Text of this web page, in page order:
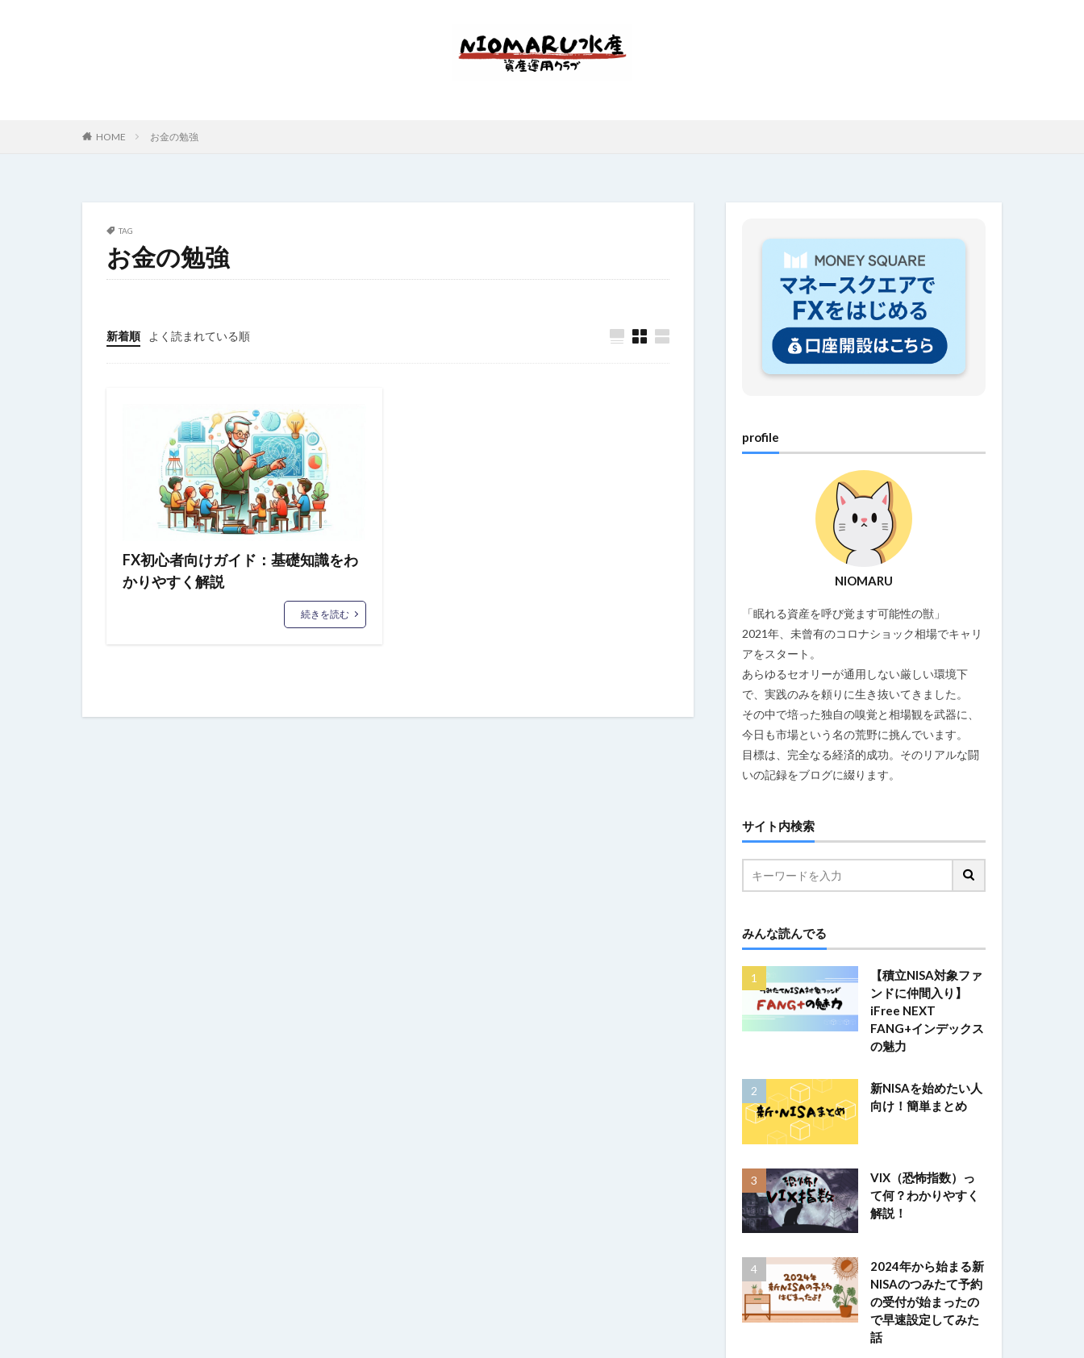
HOME お金の勉強
TAG
お金の勉強
新着順 よく読まれている順
FX初心者向けガイド：基礎知識をわ
かりやすく解説
続きを読む
profile
NIOMARU
「眠れる資産を呼び覚ます可能性の獣」
2021年、未曾有のコロナショック相場でキャリ
アをスタート。
あらゆるセオリーが通用しない厳しい環境下
で、実践のみを頼りに生き抜いてきました。
その中で培った独自の嗅覚と相場観を武器に、
今日も市場という名の荒野に挑んでいます。
目標は、完全なる経済的成功。そのリアルな闘
いの記録をブログに綴ります。
サイト内検索
みんな読んでる
【積立NISA対象ファ
ンドに仲間入り】
iFree NEXT
FANG+インデックス
の魅力
新NISAを始めたい人
向け！簡単まとめ
VIX（恐怖指数）っ
て何？わかりやすく
解説！
2024年から始まる新
NISAのつみたて予約
の受付が始まったの
で早速設定してみた
話